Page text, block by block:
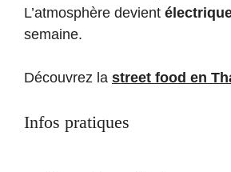
L’atmosphère devient
semaine.
Découvrez la street food en
Infos pratiques